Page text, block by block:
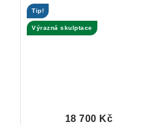
Tip!
Výrazná skulptace
18 700 Kč